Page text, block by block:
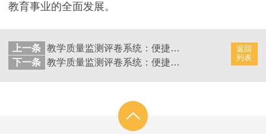
教育事业的全面发展。
返回
列表
上一条
教学质量监测评卷系统：便捷在线成绩查询，家校协作
下一条
教学质量监测评卷系统：便捷在线成绩查询与反馈